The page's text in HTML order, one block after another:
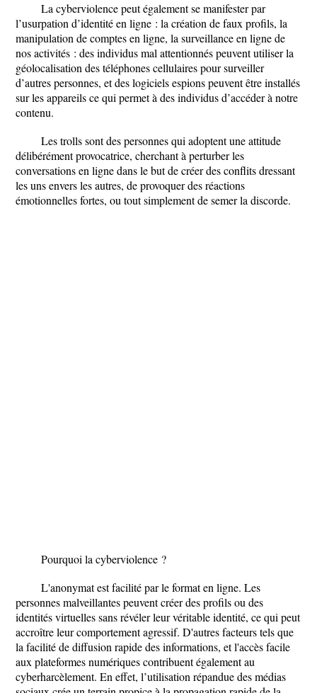
La cyberviolence peut également se manifester par
l’usurpation d’identité en ligne : la création de faux profils, la
manipulation de comptes en ligne, la surveillance en ligne de
nos activités : des individus mal attentionnés peuvent utiliser la
géolocalisation des téléphones cellulaires pour surveiller
d’autres personnes, et des logiciels espions peuvent être installés
sur les appareils ce qui permet à des individus d’accéder à notre
contenu.
Les trolls sont des personnes qui adoptent une attitude
délibérément provocatrice, cherchant à perturber les
conversations en ligne dans le but de créer des conflits dressant
les uns envers les autres, de provoquer des réactions
émotionnelles fortes, ou tout simplement de semer la discorde.
Pourquoi la cyberviolence ?
L'anonymat est facilité par le format en ligne. Les
personnes malveillantes peuvent créer des profils ou des
identités virtuelles sans révéler leur véritable identité, ce qui peut
accroître leur comportement agressif. D'autres facteurs tels que
la facilité de diffusion rapide des informations, et l'accès facile
aux plateformes numériques contribuent également au
cyberharcèlement. En effet, l’utilisation répandue des médias